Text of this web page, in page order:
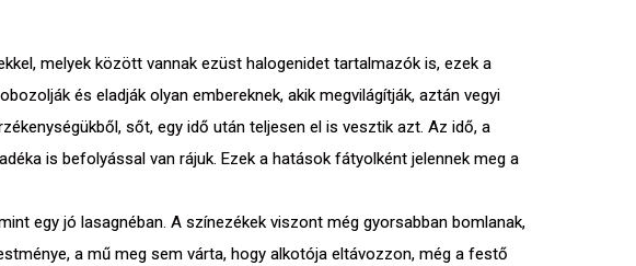
melyek között vannak ezüst halogenidet tartalmazók is, ezek a
és eladják olyan embereknek, akik megvilágítják, aztán vegyi
sőt, egy idő után teljesen el is vesztik azt. Az idő, a
is befolyással van rájuk. Ezek a hatások fátyolként jelennek meg a
egy jó lasagnéban. A színezékek viszont még gyorsabban bomlanak,
a mű meg sem várta, hogy alkotója eltávozzon, még a festő